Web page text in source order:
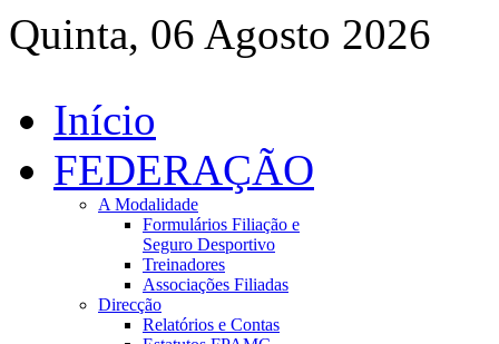
Quinta, 06 Agosto 2026
Início
FEDERAÇÃO
A Modalidade
Formulários Filiação e
Seguro Desportivo
Treinadores
Associações Filiadas
Direcção
Relatórios e Contas